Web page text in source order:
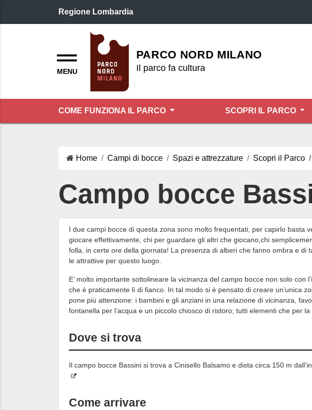
Regione Lombardia
PARCO NORD MILANO
Il parco fa cultura
COME FUNZIONA IL PARCO SCOPRI IL PARCO
Home Campi di bocce Spazi e attrezzature Scopri il Parco
Campo bocce
I due campi bocce di questa zona sono molto frequentati, per capirlo basta
giocare effettivamente, chi per guardare gli altri che giocano,chi
folla, in certe ore della giornata! La presenza di alberi che fanno ombra e
le attrattive per questo luogo.
E’ molto importante sottolineare la vicinanza del campo bocce non solo
che è praticamente lì di fianco. In tal modo si è pensato di creare un’unica
pone più attenzione: i bambini e gli anziani in una relazione di vicinanza,
fontanella per l’acqua e un piccolo chiosco di ristoro; tutti elementi che per
Dove si trova
Il campo bocce Bassini si trova a Cinisello Balsamo e dista circa 150 m
Come arrivare